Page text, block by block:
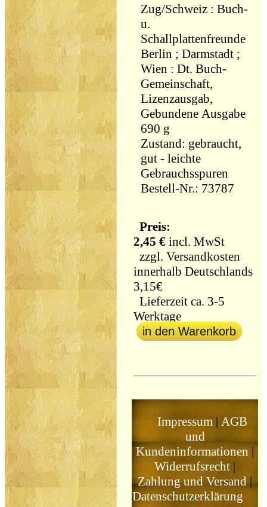
Zug/Schweiz : Buch-
u.
Schallplattenfreunde
Berlin ; Darmstadt ;
Wien : Dt. Buch-
Gemeinschaft,
Lizenzausgab,
Gebundene Ausgabe
690 g
Zustand: gebraucht,
gut - leichte
Gebrauchsspuren
Bestell-Nr.: 73787
Preis:
2,45 € incl. MwSt
zzgl.Versandkosten
innerhalb Deutschlands
3,15€
Lieferzeit ca. 3-5
Werktage
in den Warenkorb
Impressum |AGB
und
Kundeninformationen |
Widerrufsrecht |
Zahlung und Versand|
Datenschutzerklärung